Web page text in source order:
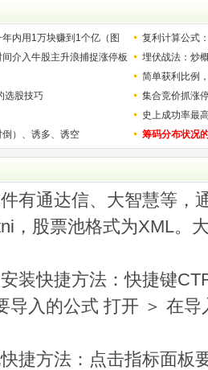
内用1万块赚到1个亿（图
复利计算公式
少？
介入牛股主升浪捕捉涨停板
埋伏战法：炒
简单获利比例
用
选股技巧
集合竞价抓涨
史上成功率最
称选股法宝！
）、诱多、诱空 筹码分布状况
有通达信、大智慧等，
，股票池格式为XML。
装快捷方法：快捷键
导入的公式 打开 ＞ 在
捷方法：点击指标面板